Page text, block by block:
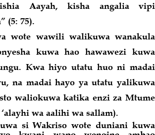
Aayah, kisha angalia vipi
” (5: 75).
wote wawili walikuwa wanakula
kuwa hao hawawezi kuwa
Kwa hiyo utatu huo ni madai
na madai hayo ya utatu yalikuwa
waliokuwa katika enzi za Mtume
wa aalihi wa sallam).
si Wakriso wote duniani kuwa